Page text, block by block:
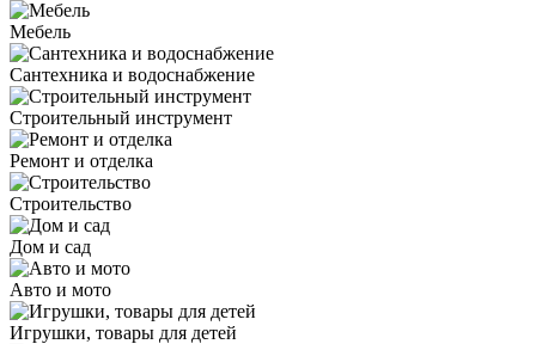
Мебель
Сантехника и водоснабжение
Строительный инструмент
Ремонт и отделка
Строительство
Дом и сад
Авто и мото
Игрушки, товары для детей